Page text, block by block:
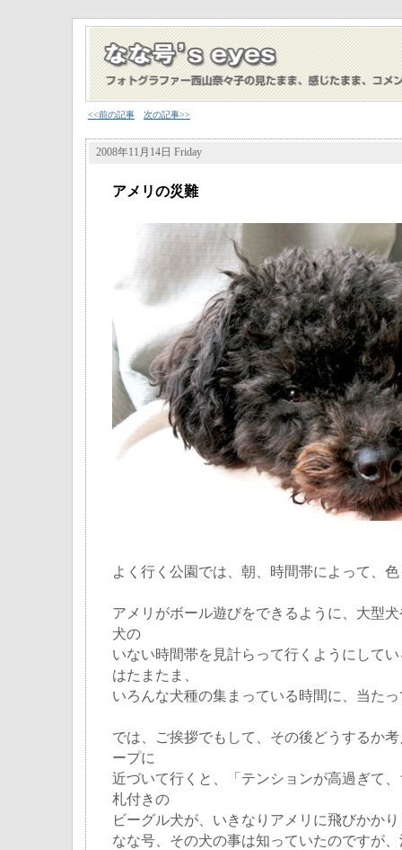
<<前の記事 次の記事>>
2008年11月14日 Friday
アメリの災難
よく行く公園では、朝、時間帯によって、
アメリがボール遊びをできるように、大型
犬の
いない時間帯を見計らって行くようにして
はたまたま、
いろんな犬種の集まっている時間に、当た
では、ご挨拶でもして、その後どうするか
ープに
近づいて行くと、「テンションが高過ぎて
札付きの
ビーグル犬が、いきなりアメリに飛びかか
なな号、その犬の事は知っていたのですが